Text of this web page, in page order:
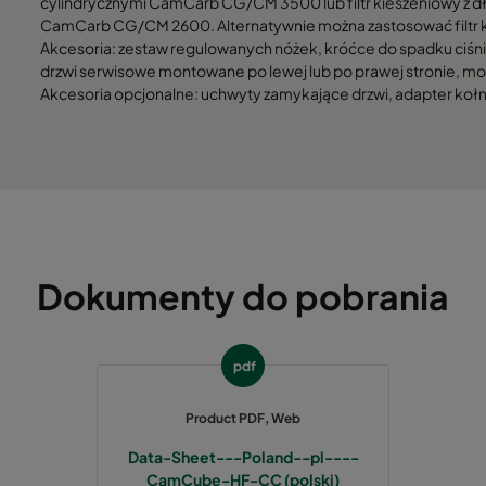
1892 1292
1892 1592
CamCarb CG/CM 2600. Alternatywnie można zastosować filtr
Akcesoria: zestaw regulowanych nóżek, króćce do spadku
drzwi serwisowe montowane po lewej lub po prawej stronie,
Akcesoria opcjonalne: uchwyty zamykające drzwi, adapter
Dokumenty do pobrania
pdf
Product PDF, Web
Data-Sheet---Poland--pl----
CamCube-HF-CC (polski)